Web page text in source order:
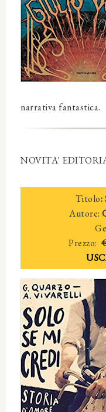
narrativa fantastica.
NOVITA'
Titolo:
Autore:
Prezzo: